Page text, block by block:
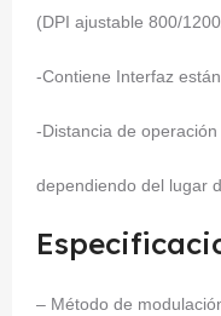
(DPI ajustable 800/
-Contiene Interfaz
-Distancia de
dependiendo del lugar
– Método de